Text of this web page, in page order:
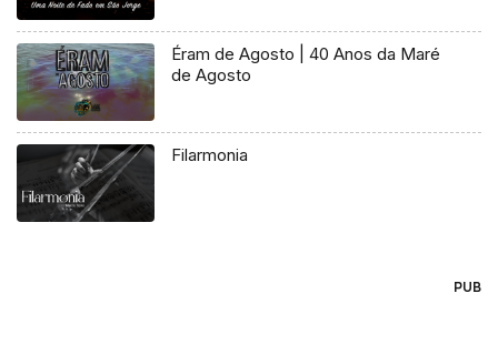
Éram de Agosto | 40 Anos da Maré
de Agosto
Filarmonia
PUB